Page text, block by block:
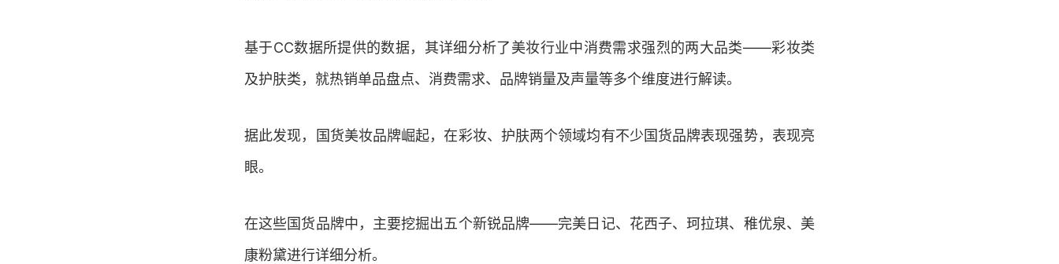
基于CC数据所提供的数据，其详细分析了美妆行业中消费需求强烈的两大品类——彩妆类
及护肤类，就热销单品盘点、消费需求、品牌销量及声量等多个维度进行解读。
据此发现，国货美妆品牌崛起，在彩妆、护肤两个领域均有不少国货品牌表现强势，表现亮
眼。
在这些国货品牌中，主要挖掘出五个新锐品牌——完美日记、花西子、珂拉琪、稚优泉、美
康粉黛进行详细分析。